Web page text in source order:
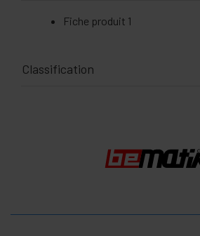
Fiche produit 1
Classification